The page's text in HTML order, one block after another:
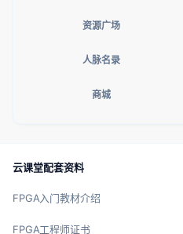
资源广场
人脉名录
商城
云课堂配套资料
FPGA入门教材介绍
FPGA工程师证书